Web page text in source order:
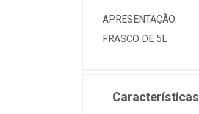
APRESENTAÇÃO:
FRASCO DE 5L
Características